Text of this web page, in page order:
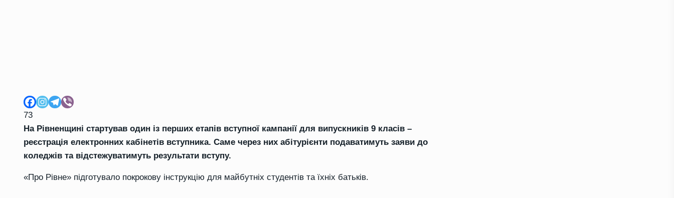
73
На Рівненщині стартував один із перших етапів вступної кампанії для випускників 9 класів –
реєстрація електронних кабінетів вступника. Саме через них абітурієнти подаватимуть заяви до
коледжів та відстежуватимуть результати вступу.
«Про Рівне» підготувало покрокову інструкцію для майбутніх студентів та їхніх батьків.